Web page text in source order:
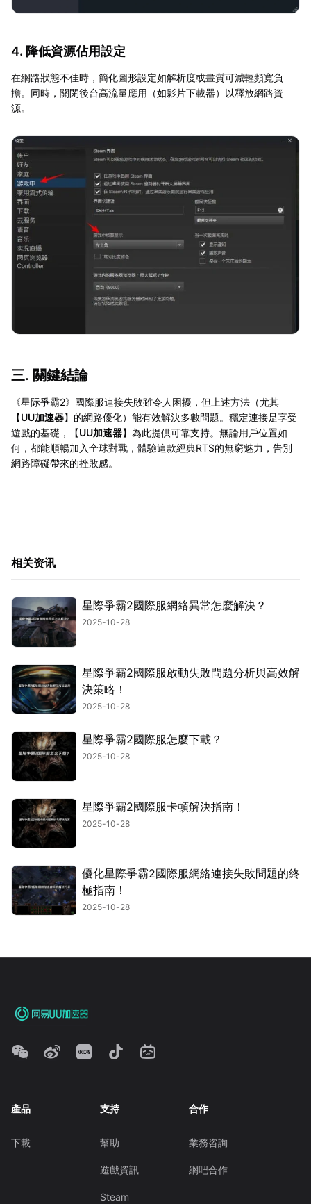
4. 降低資源佔用設定
在網路狀態不佳時，簡化圖形設定如解析度或畫質可減輕頻寬負
擔。同時，關閉後台高流量應用（如影片下載器）以釋放網路資
源。
三. 關鍵結論
《星际爭霸2》國際服連接失敗雖令人困擾，但上述方法（尤其
【UU加速器】的網路優化）能有效解決多數問題。穩定連接是享受
遊戲的基礎，【UU加速器】為此提供可靠支持。無論用戶位置如
何，都能順暢加入全球對戰，體驗這款經典RTS的無窮魅力，告別
網路障礙帶來的挫敗感。
相关资讯
星際爭霸2國際服網絡異常怎麼解決？
2025-10-28
星際爭霸2國際服啟動失敗問題分析與高效解
決策略！
2025-10-28
星際爭霸2國際服怎麼下載？
2025-10-28
星際爭霸2國際服卡頓解決指南！
2025-10-28
優化星際爭霸2國際服網絡連接失敗問題的終
極指南！
2025-10-28
產品
下載
支持
幫助
遊戲資訊
Steam
合作
業務咨詢
網吧合作